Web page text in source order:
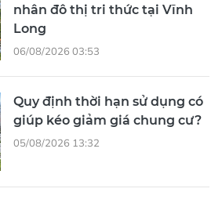
nhân đô thị tri thức tại Vĩnh
Long
06/08/2026 03:53
Quy định thời hạn sử dụng có
giúp kéo giảm giá chung cư?
05/08/2026 13:32